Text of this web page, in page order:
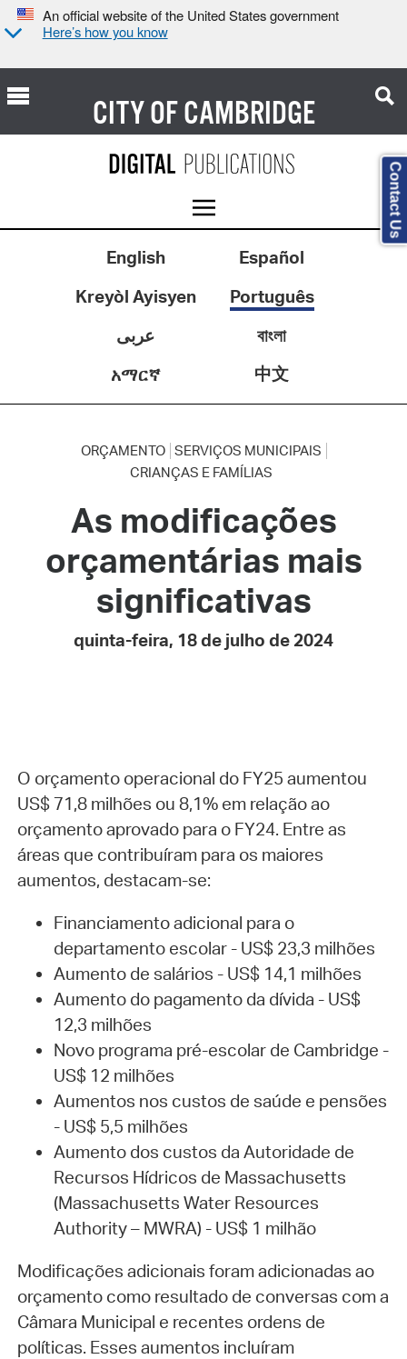
An official website of the United States government
Here’s how you know
CITY OFCAMBRIDGE
English
Español
Kreyòl Ayisyen
Português
عربى
বাংলা
አማርኛ
中文
ORÇAMENTO SERVIÇOS MUNICIPAIS
CRIANÇAS E FAMÍLIAS
As modificações
orçamentárias mais
significativas
quinta-feira, 18 de julho de 2024
O orçamento operacional do FY25 aumentou
US$ 71,8 milhões ou 8,1% em relação ao
orçamento aprovado para o FY24. Entre as
áreas que contribuíram para os maiores
aumentos, destacam-se:
Financiamento adicional para o
departamento escolar - US$ 23,3 milhões
Aumento de salários - US$ 14,1 milhões
Aumento do pagamento da dívida - US$
12,3 milhões
Novo programa pré-escolar de Cambridge -
US$ 12 milhões
Aumentos nos custos de saúde e pensões
- US$ 5,5 milhões
Aumento dos custos da Autoridade de
Recursos Hídricos de Massachusetts
(Massachusetts Water Resources
Authority – MWRA) - US$ 1 milhão
Modificações adicionais foram adicionadas ao
orçamento como resultado de conversas com a
Câmara Municipal e recentes ordens de
políticas. Esses aumentos incluíram
Contact Us